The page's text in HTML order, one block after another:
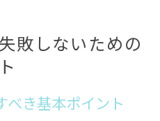
敗しないための
べき基本ポイント